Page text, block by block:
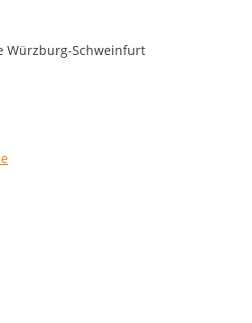
Würzburg-Schweinfurt